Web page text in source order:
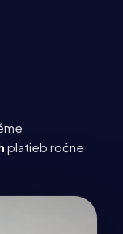
platieb ročne